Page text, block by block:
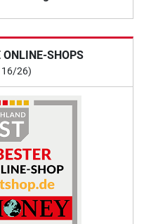
ONLINE-SHOPS
16/26)